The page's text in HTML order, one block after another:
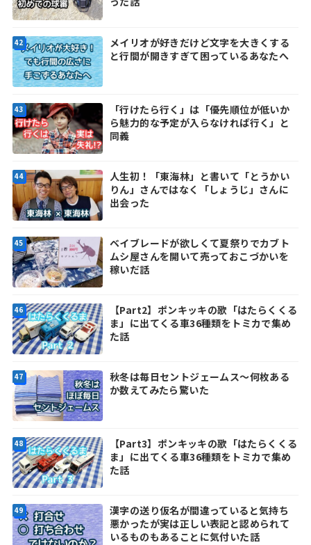
メイリオが好きだけど文字を大きくする
と行間が開きすぎて困っているあなたへ
「行けたら行く」は「優先順位が低いか
ら魅力的な予定が入らなければ行く」と
同義
人生初！「東海林」と書いて「とうかい
りん」さんではなく「しょうじ」さんに
出会った
ベイブレードが欲しくて夏祭りでカブト
ムシ屋さんを開いて売っておこづかいを
稼いだ話
【Part2】ポンキッキの歌「はたらくくる
ま」に出てくる車36種類をトミカで集め
た話
秋冬は毎日セントジェームス～何枚ある
か数えてみたら驚いた
【Part3】ポンキッキの歌「はたらくくる
ま」に出てくる車36種類をトミカで集め
た話
漢字の送り仮名が間違っていると気持ち
悪かったが実は正しい表記と認められて
いるものもあることに気付いた話